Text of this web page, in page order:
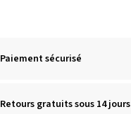
Paiement sécurisé
Retours gratuits sous 14 jours